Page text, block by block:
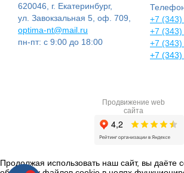
620046, г. Екатеринбург,
ул. Завокзальная 5, оф. 709,
optima-nt@mail.ru
пн-пт: с 9:00 до 18:00
+7 (343)
+7 (343)
+7 (343)
+7 (343)
Продвижение web
сайта
Продолжая использовать наш сайт, вы даёте